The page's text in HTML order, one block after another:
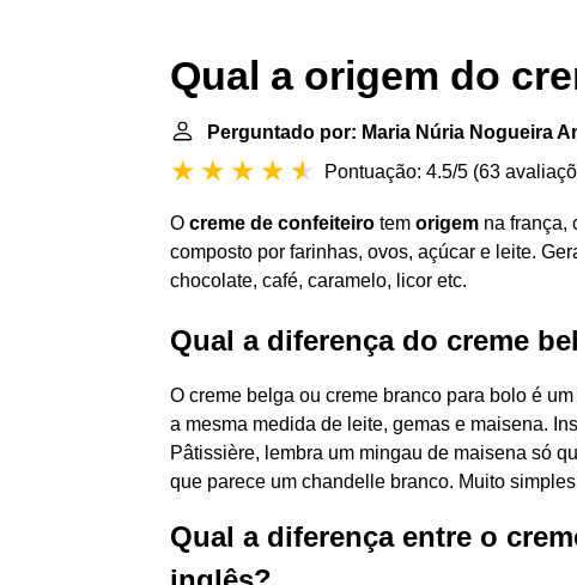
Qual a origem do
Perguntado por: Maria Núria Nogueira
Pontuação: 4.5/5 (63
O creme de confeiteiro tem origem na frança,
composto por farinhas, ovos, açúcar e leite.
chocolate, café, caramelo, licor etc.
Qual a diferença do creme
O creme belga ou creme branco para bolo é
a mesma medida de leite, gemas e maisena.
Pâtissière, lembra um mingau de maisena só
que parece um chandelle branco. Muito
Qual a diferença entre o